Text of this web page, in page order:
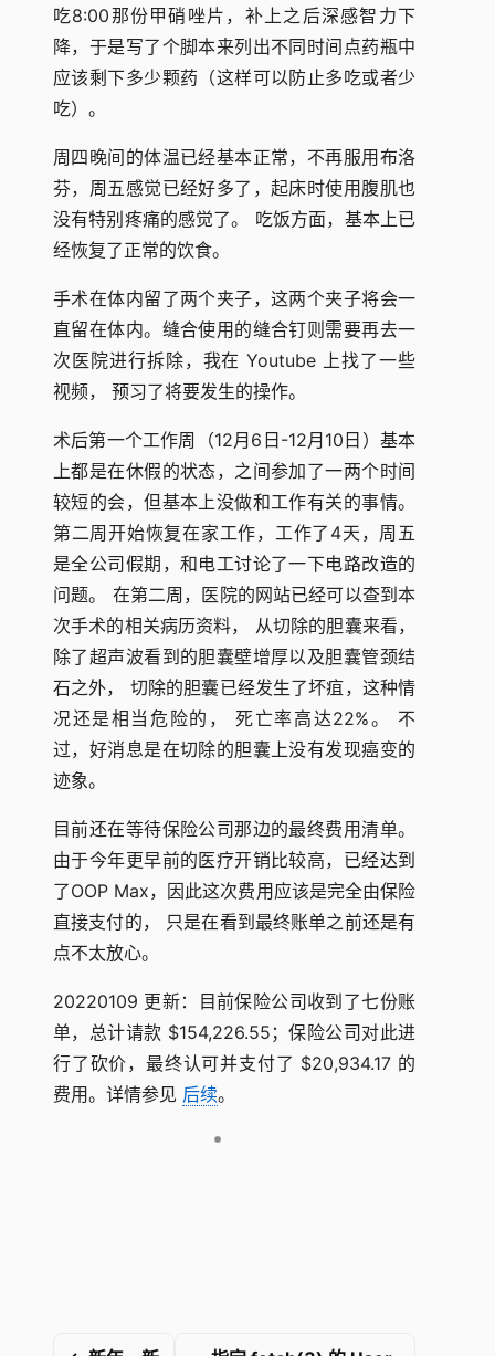
吃8:00那份甲硝唑片，补上之后深感智力下
降，于是写了个脚本来列出不同时间点药瓶中
应该剩下多少颗药（这样可以防止多吃或者少
吃）。
周四晚间的体温已经基本正常，不再服用布洛
芬，周五感觉已经好多了，起床时使用腹肌也
没有特别疼痛的感觉了。 吃饭方面，基本上已
经恢复了正常的饮食。
手术在体内留了两个夹子，这两个夹子将会一
直留在体内。缝合使用的缝合钉则需要再去一
次医院进行拆除，我在 Youtube 上找了一些
视频， 预习了将要发生的操作。
术后第一个工作周（12月6日-12月10日）基本
上都是在休假的状态，之间参加了一两个时间
较短的会，但基本上没做和工作有关的事情。
第二周开始恢复在家工作，工作了4天，周五
是全公司假期，和电工讨论了一下电路改造的
问题。 在第二周，医院的网站已经可以查到本
次手术的相关病历资料， 从切除的胆囊来看，
除了超声波看到的胆囊壁增厚以及胆囊管颈结
石之外， 切除的胆囊已经发生了坏疽，这种情
况还是相当危险的， 死亡率高达22%。 不
过，好消息是在切除的胆囊上没有发现癌变的
迹象。
目前还在等待保险公司那边的最终费用清单。
由于今年更早前的医疗开销比较高，已经达到
了OOP Max，因此这次费用应该是完全由保险
直接支付的， 只是在看到最终账单之前还是有
点不太放心。
20220109 更新：目前保险公司收到了七份账
单，总计请款 $154,226.55；保险公司对此进
行了砍价，最终认可并支付了 $20,934.17 的
费用。详情参见 后续。